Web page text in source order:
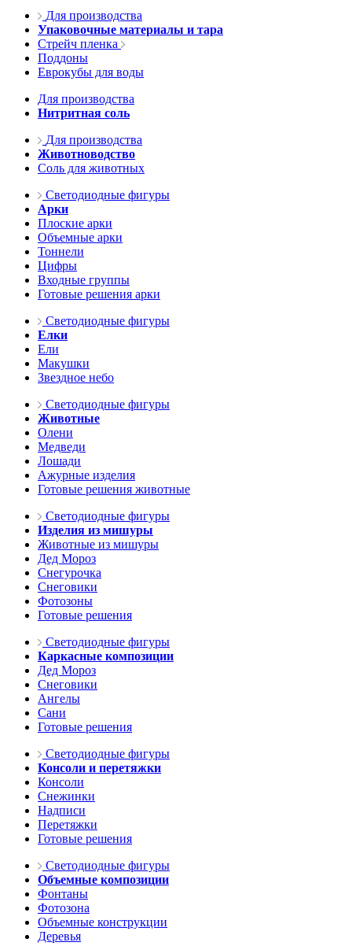
Для производства
Упаковочные материалы и тара
Стрейч пленка
Поддоны
Еврокубы для воды
Для производства
Нитритная соль
Для производства
Животноводство
Соль для животных
Светодиодные фигуры
Арки
Плоские арки
Объемные арки
Тоннели
Цифры
Входные группы
Готовые решения арки
Светодиодные фигуры
Елки
Ели
Макушки
Звездное небо
Светодиодные фигуры
Животные
Олени
Медведи
Лошади
Ажурные изделия
Готовые решения животные
Светодиодные фигуры
Изделия из мишуры
Животные из мишуры
Дед Мороз
Снегурочка
Снеговики
Фотозоны
Готовые решения
Светодиодные фигуры
Каркасные композиции
Дед Мороз
Снеговики
Ангелы
Сани
Готовые решения
Светодиодные фигуры
Консоли и перетяжки
Консоли
Снежинки
Надписи
Перетяжки
Готовые решения
Светодиодные фигуры
Объемные композиции
Фонтаны
Фотозона
Объемные конструкции
Деревья